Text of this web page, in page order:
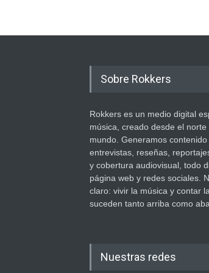
Sobre Rokkers
Rokkers es un medio digital
música, creado desde el
mundo. Generamos
entrevistas, reseñas,
y cobertura audiovisual, todo
página web y redes sociales.
claro: vivir la música y contar
suceden tanto arriba como
Nuestras redes